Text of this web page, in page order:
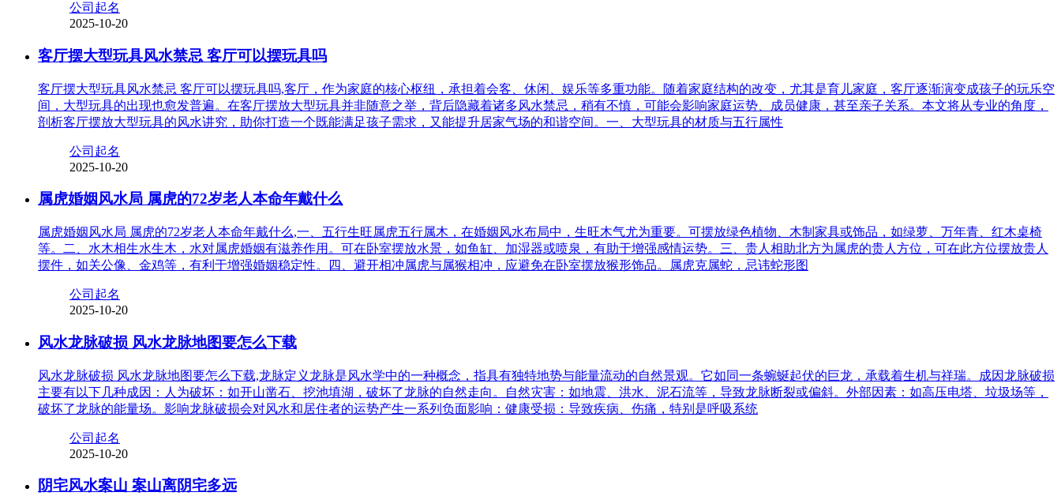
公司起名
2025-10-20
客厅摆大型玩具风水禁忌 客厅可以摆玩具吗
客厅摆大型玩具风水禁忌 客厅可以摆玩具吗,客厅，作为家庭的核心枢纽，承担着会客、休闲、娱乐等多重功能。随着家庭结构的改变，尤其是育儿家庭，客厅逐渐演变成孩子的玩乐空
间，大型玩具的出现也愈发普遍。在客厅摆放大型玩具并非随意之举，背后隐藏着诸多风水禁忌，稍有不慎，可能会影响家庭运势、成员健康，甚至亲子关系。本文将从专业的角度，
剖析客厅摆放大型玩具的风水讲究，助你打造一个既能满足孩子需求，又能提升居家气场的和谐空间。一、大型玩具的材质与五行属性
公司起名
2025-10-20
属虎婚姻风水局 属虎的72岁老人本命年戴什么
属虎婚姻风水局 属虎的72岁老人本命年戴什么,一、五行生旺属虎五行属木，在婚姻风水布局中，生旺木气尤为重要。可摆放绿色植物、木制家具或饰品，如绿萝、万年青、红木桌椅
等。二、水木相生水生木，水对属虎婚姻有滋养作用。可在卧室摆放水景，如鱼缸、加湿器或喷泉，有助于增强感情运势。三、贵人相助北方为属虎的贵人方位，可在此方位摆放贵人
摆件，如关公像、金鸡等，有利于增强婚姻稳定性。四、避开相冲属虎与属猴相冲，应避免在卧室摆放猴形饰品。属虎克属蛇，忌讳蛇形图
公司起名
2025-10-20
风水龙脉破损 风水龙脉地图要怎么下载
风水龙脉破损 风水龙脉地图要怎么下载,龙脉定义龙脉是风水学中的一种概念，指具有独特地势与能量流动的自然景观。它如同一条蜿蜒起伏的巨龙，承载着生机与祥瑞。成因龙脉破损
主要有以下几种成因：人为破坏：如开山凿石、挖池填湖，破坏了龙脉的自然走向。自然灾害：如地震、洪水、泥石流等，导致龙脉断裂或偏斜。外部因素：如高压电塔、垃圾场等，
破坏了龙脉的能量场。影响龙脉破损会对风水和居住者的运势产生一系列负面影响：健康受损：导致疾病、伤痛，特别是呼吸系统
公司起名
2025-10-20
阴宅风水案山 案山离阴宅多远